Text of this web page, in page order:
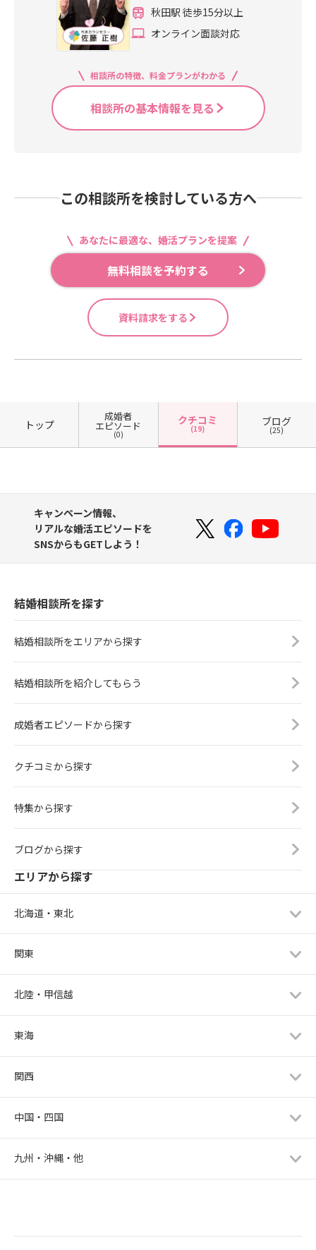
秋田駅 徒歩15分以上
オンライン面談対応
相談所の特徴、料金プランがわかる
相談所の基本情報を見る
この相談所を検討している方へ
あなたに最適な、婚活プランを提案
無料相談を予約する
資料請求をする
トップ
成婚者
エピソード
(0)
クチコミ
(19)
ブログ
(25)
キャンペーン情報、
リアルな婚活エピソードを
SNSからもGETしよう！
結婚相談所を探す
結婚相談所をエリアから探す
結婚相談所を紹介してもらう
成婚者エピソードから探す
クチコミから探す
特集から探す
ブログから探す
エリアから探す
北海道・東北
関東
北陸・甲信越
東海
関西
中国・四国
九州・沖縄・他